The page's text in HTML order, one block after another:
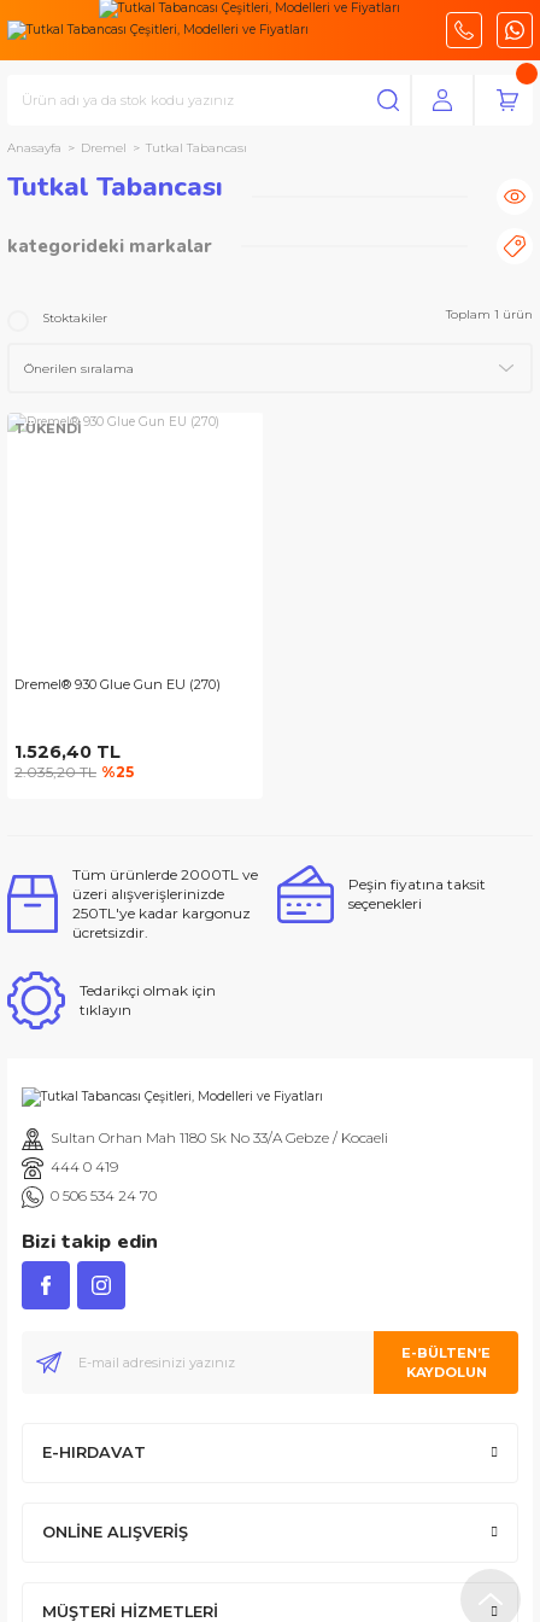
Anasayfa Dremel Tutkal Tabancası
Tutkal Tabancası
kategorideki markalar
Stoktakiler Toplam 1 ürün
TÜKENDİ
Dremel® 930 Glue Gun EU (270)
1.526,40 TL
2.035,20 TL %25
Tüm ürünlerde 2000TL ve
üzeri alışverişlerinizde
250TL'ye kadar kargonuz
ücretsizdir.
Peşin fiyatına taksit
seçenekleri
Tedarikçi olmak için
tıklayın
Sultan Orhan Mah 1180 Sk No 33/A Gebze / Kocaeli
444 0 419
0 506 534 24 70
Bizi takip edin
E-BÜLTEN’E
KAYDOLUN
E-HIRDAVAT
ONLİNE ALIŞVERİŞ
MÜŞTERİ HİZMETLERİ